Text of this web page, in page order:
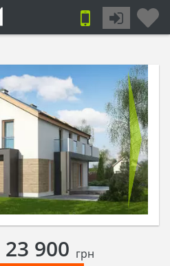
23 900 грн